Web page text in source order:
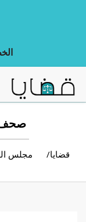
صحف
قضايا مجلس